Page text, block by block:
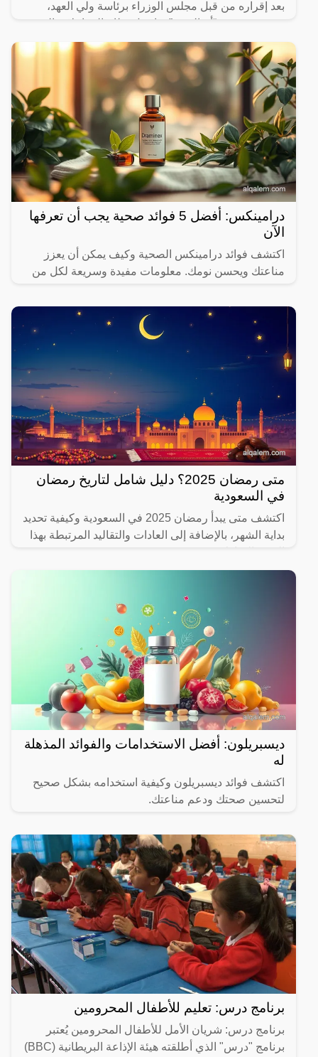
بعد إقراره من قبل مجلس الوزراء برئاسة ولي العهد،
نشرت صحيفة “أم القرى” تفاصيل نظام المعاملات المدنية
الجديد في المملكة العربية السعودية، والذي سيتم تطبيقه
بعد
درامينكس: أفضل 5 فوائد صحية يجب أن تعرفها
الآن
اكتشف فوائد درامينكس الصحية وكيف يمكن أن يعزز
مناعتك ويحسن نومك. معلومات مفيدة وسريعة لكل من
متى رمضان 2025؟ دليل شامل لتاريخ رمضان
في السعودية
اكتشف متى يبدأ رمضان 2025 في السعودية وكيفية تحديد
بداية الشهر، بالإضافة إلى العادات والتقاليد المرتبطة بهذا
ديسبريلون: أفضل الاستخدامات والفوائد المذهلة
له
اكتشف فوائد ديسبريلون وكيفية استخدامه بشكل صحيح
لتحسين صحتك ودعم مناعتك.
برنامج درس: تعليم للأطفال المحرومين
برنامج درس: شريان الأمل للأطفال المحرومين يُعتبر
برنامج "درس" الذي أطلقته هيئة الإذاعة البريطانية (BBC)